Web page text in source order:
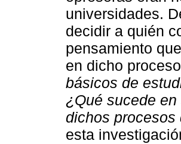
universidades.
decidir a quién
pensamiento
en dicho
básicos de
¿Qué sucede
dichos procesos
esta